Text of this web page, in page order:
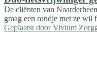
De cliënten van
graag een rondje met ze wil
Geplaatst door Vivium